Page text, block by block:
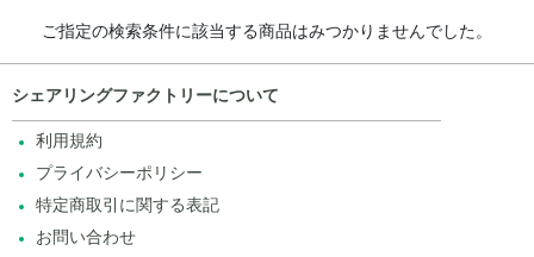
ご指定の検索条件に該当する商品はみつかりませんでした。
シェアリングファクトリーについて
利用規約
プライバシーポリシー
特定商取引に関する表記
お問い合わせ